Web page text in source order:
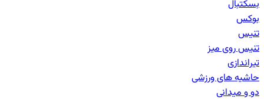
بسکتبال
بوکس
تنیس
تنیس روی میز
تیراندازی
حاشیه های ورزشی
دو و میدانی